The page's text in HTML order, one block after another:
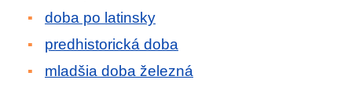
doba po latinsky
predhistorická doba
mladšia doba železná